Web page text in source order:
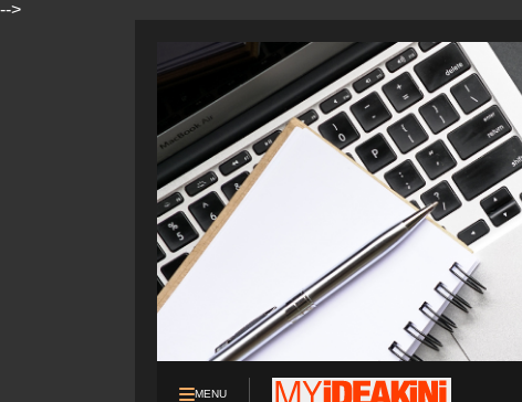
-->
MENU